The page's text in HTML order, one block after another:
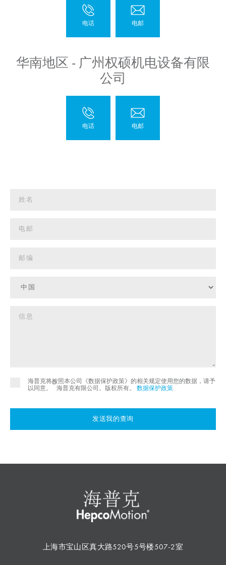
华南地区 - 广州权硕机电设备有限
公司
海普克将按照本公司《数据保护政策》的相关规定使用您的数据，请予
以同意。
©
海普克有限公司。版权所有。 数据保护政策
发送我的查询
上海市宝山区真大路520号5号楼507-2室